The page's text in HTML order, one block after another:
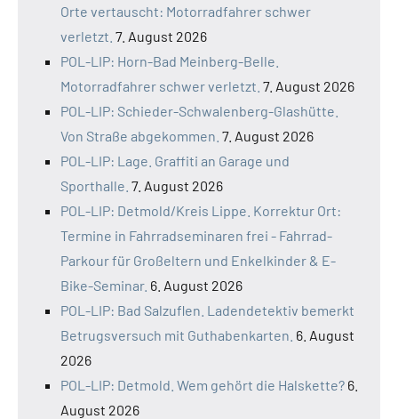
Orte vertauscht: Motorradfahrer schwer
verletzt. 7. August 2026
POL-LIP: Horn-Bad Meinberg-Belle.
Motorradfahrer schwer verletzt. 7. August 2026
POL-LIP: Schieder-Schwalenberg-Glashütte.
Von Straße abgekommen. 7. August 2026
POL-LIP: Lage. Graffiti an Garage und
Sporthalle. 7. August 2026
POL-LIP: Detmold/Kreis Lippe. Korrektur Ort:
Termine in Fahrradseminaren frei - Fahrrad-
Parkour für Großeltern und Enkelkinder & E-
Bike-Seminar. 6. August 2026
POL-LIP: Bad Salzuflen. Ladendetektiv bemerkt
Betrugsversuch mit Guthabenkarten. 6. August
2026
POL-LIP: Detmold. Wem gehört die Halskette? 6.
August 2026